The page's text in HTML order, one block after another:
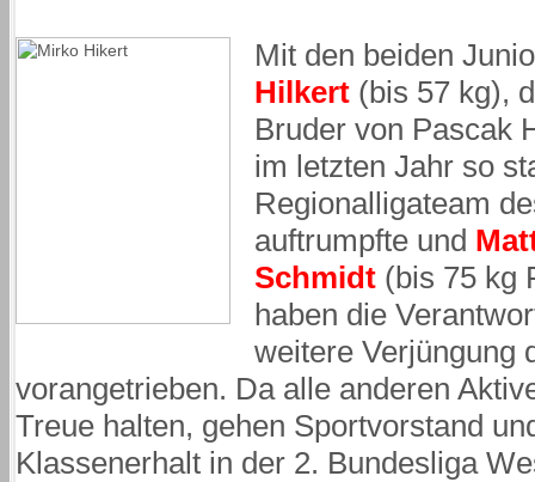
Mit den beiden
Hilkert (bis 57 kg),
Bruder von Pascak
im letzten Jahr so
Regionalligateam
auftrumpfte und
Schmidt (bis 75 kg
haben die
weitere Verjüngung
vorangetrieben. Da alle anderen
Treue halten, gehen Sportvorstand
Klassenerhalt in der 2. Bundesliga